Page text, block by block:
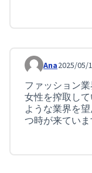
コメント 155
Ana2025/05/
ファッション
女性を搾取し
ような業界を
つ時が来ていま